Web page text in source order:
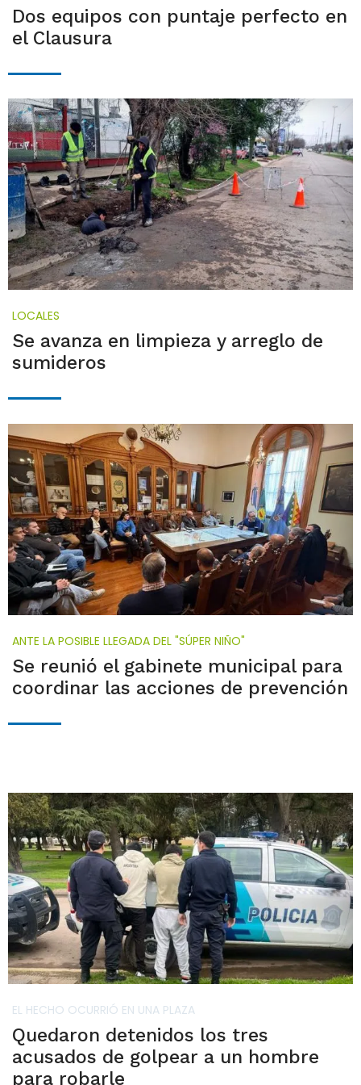
Dos equipos con puntaje perfecto en
el Clausura
LOCALES
Se avanza en limpieza y arreglo de
sumideros
ANTE LA POSIBLE LLEGADA DEL "SÚPER NIÑO"
Se reunió el gabinete municipal para
coordinar las acciones de prevención
EL HECHO OCURRIÓ EN UNA PLAZA
Quedaron detenidos los tres
acusados de golpear a un hombre
para robarle